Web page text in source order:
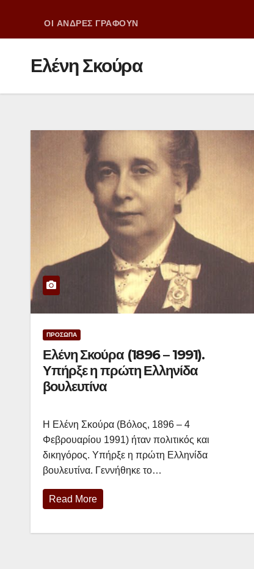
ΟΙ ΑΝΔΡΕΣ ΓΡΑΦΟΥΝ
Ελένη Σκούρα
ΠΡΟΣΩΠΑ
Ελένη Σκούρα (1896 – 1991).
Υπήρξε η πρώτη Ελληνίδα
βουλευτίνα
Η Ελένη Σκούρα (Βόλος, 1896 – 4
Φεβρουαρίου 1991) ήταν πολιτικός και
δικηγόρος. Υπήρξε η πρώτη Ελληνίδα
βουλευτίνα. Γεννήθηκε το…
Read More